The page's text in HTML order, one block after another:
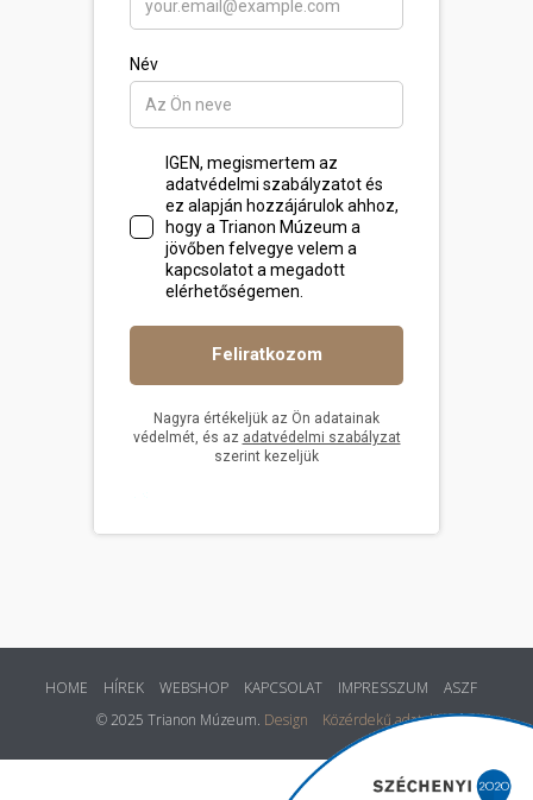
HOME HÍREK WEBSHOP KAPCSOLAT IMPRESSZUM
ASZF
© 2025 Trianon Múzeum. Design Közérdekű adatok